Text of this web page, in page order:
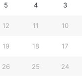
3
4
5
10
11
12
17
18
19
24
25
26